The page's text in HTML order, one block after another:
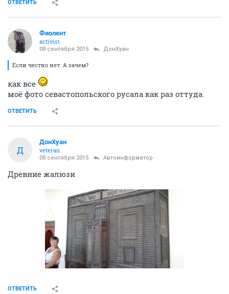
ОТВЕТИТЬ
Фиолент
activist
08 сентября 2015 ДонХуан
Если честно нет. А зачем?
как все
моё фото севастопольского русала как раз оттуда.
ОТВЕТИТЬ
Д
ДонХуан
veteran
08 сентября 2015 Автоинформатор
Древние жалюзи
ОТВЕТИТЬ